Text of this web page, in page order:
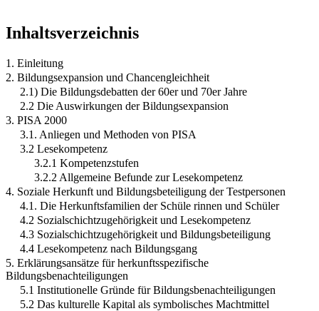
Inhaltsverzeichnis
1. Einleitung
2. Bildungsexpansion und Chancengleichheit
2.1) Die Bildungsdebatten der 60er und 70er Jahre
2.2 Die Auswirkungen der Bildungsexpansion
3. PISA 2000
3.1. Anliegen und Methoden von PISA
3.2 Lesekompetenz
3.2.1 Kompetenzstufen
3.2.2 Allgemeine Befunde zur Lesekompetenz
4. Soziale Herkunft und Bildungsbeteiligung der Testpersonen
4.1. Die Herkunftsfamilien der Schüle rinnen und Schüler
4.2 Sozialschichtzugehörigkeit und Lesekompetenz
4.3 Sozialschichtzugehörigkeit und Bildungsbeteiligung
4.4 Lesekompetenz nach Bildungsgang
5. Erklärungsansätze für herkunftsspezifische
Bildungsbenachteiligungen
5.1 Institutionelle Gründe für Bildungsbenachteiligungen
5.2 Das kulturelle Kapital als symbolisches Machtmittel